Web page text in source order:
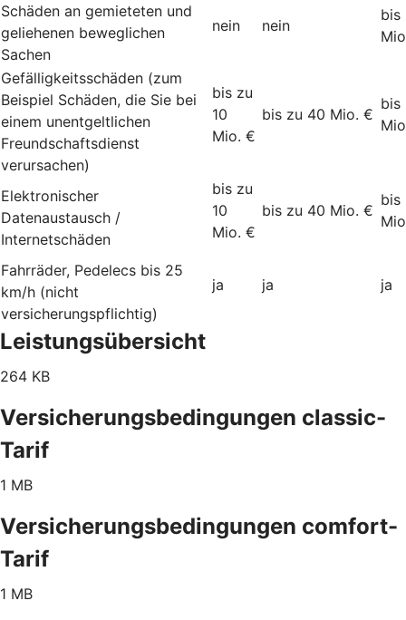
Schäden an gemieteten und
geliehenen beweglichen
Sachen
nein nein
bis
Gefälligkeitsschäden (zum
Beispiel Schäden, die Sie bei
einem unentgeltlichen
Freundschaftsdienst
verursachen)
bis zu
10
Mio. €
bis zu 40 Mio. €
bis
Elektronischer
Datenaustausch /
Internetschäden
bis zu
10
Mio. €
bis zu 40 Mio. €
bis
Fahrräder, Pedelecs bis 25
km/h (nicht
versicherungspflichtig)
ja ja ja
Leistungsübersicht
264 KB
Versicherungsbedingungen classic-
Tarif
1 MB
Versicherungsbedingungen comfort-
Tarif
1 MB